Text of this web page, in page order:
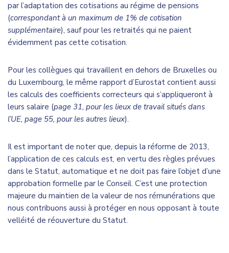
par l’adaptation des cotisations au régime de pensions
(correspondant à un maximum de 1% de cotisation
supplémentaire), sauf pour les retraités qui ne paient
évidemment pas cette cotisation.
Pour les collègues qui travaillent en dehors de Bruxelles ou
du Luxembourg, le même rapport d’Eurostat contient aussi
les calculs des coefficients correcteurs qui s’appliqueront à
leurs salaire (page 31, pour les lieux de travail situés dans
l’UE, page 55, pour les autres lieux).
Il est important de noter que, depuis la réforme de 2013,
l’application de ces calculs est, en vertu des règles prévues
dans le Statut, automatique et ne doit pas faire l’objet d’une
approbation formelle par le Conseil. C’est une protection
majeure du maintien de la valeur de nos rémunérations que
nous contribuons aussi à protéger en nous opposant à toute
velléité de réouverture du Statut.